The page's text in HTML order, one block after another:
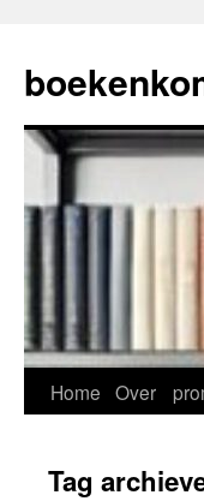
de
inhoud
Home Over
Tag